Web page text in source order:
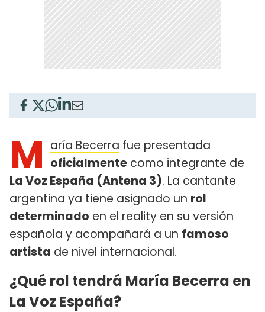
M aría Becerra fue presentada
oficialmente como integrante de
La Voz España (Antena 3). La cantante
argentina ya tiene asignado un rol
determinado en el reality en su versión
española y acompañará a un famoso
artista de nivel internacional.
¿Qué rol tendrá María Becerra en
La Voz España?